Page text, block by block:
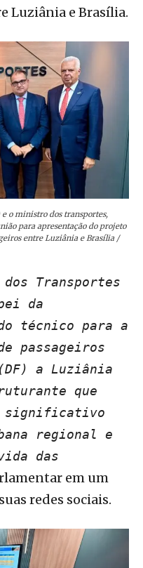
Luziânia e Brasília.
e o ministro dos transportes,
para apresentação do projeto
entre Luziânia e Brasília /
Transportes
da
técnico para a
passageiros
a Luziânia
que
significativo
regional e
das
em um
redes sociais.